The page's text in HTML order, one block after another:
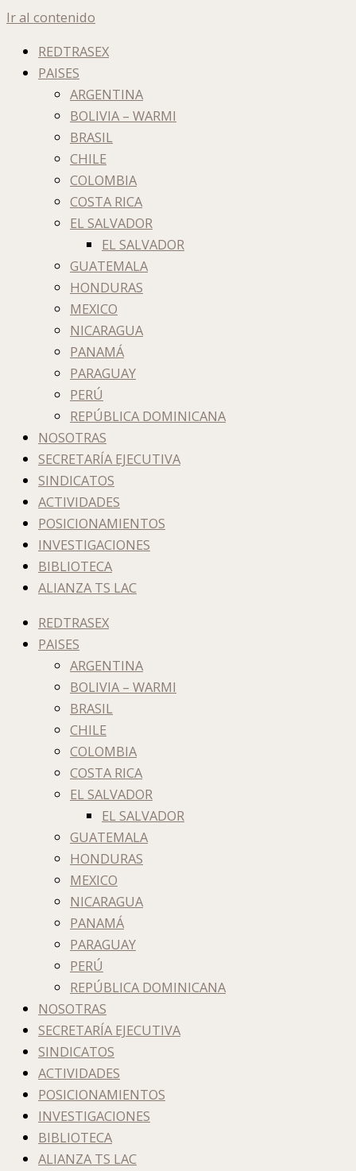
Ir al contenido
REDTRASEX
PAISES
ARGENTINA
BOLIVIA – WARMI
BRASIL
CHILE
COLOMBIA
COSTA RICA
EL SALVADOR
EL SALVADOR
GUATEMALA
HONDURAS
MEXICO
NICARAGUA
PANAMÁ
PARAGUAY
PERÚ
REPÚBLICA DOMINICANA
NOSOTRAS
SECRETARÍA EJECUTIVA
SINDICATOS
ACTIVIDADES
POSICIONAMIENTOS
INVESTIGACIONES
BIBLIOTECA
ALIANZA TS LAC
REDTRASEX
PAISES
ARGENTINA
BOLIVIA – WARMI
BRASIL
CHILE
COLOMBIA
COSTA RICA
EL SALVADOR
EL SALVADOR
GUATEMALA
HONDURAS
MEXICO
NICARAGUA
PANAMÁ
PARAGUAY
PERÚ
REPÚBLICA DOMINICANA
NOSOTRAS
SECRETARÍA EJECUTIVA
SINDICATOS
ACTIVIDADES
POSICIONAMIENTOS
INVESTIGACIONES
BIBLIOTECA
ALIANZA TS LAC